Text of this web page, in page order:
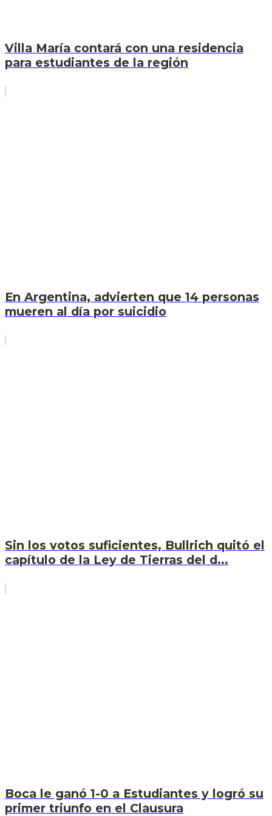
Villa María contará con una residencia
para estudiantes de la región
En Argentina, advierten que 14 personas
mueren al día por suicidio
Sin los votos suficientes, Bullrich quitó el
capítulo de la Ley de Tierras del d...
Boca le ganó 1-0 a Estudiantes y logró su
primer triunfo en el Clausura